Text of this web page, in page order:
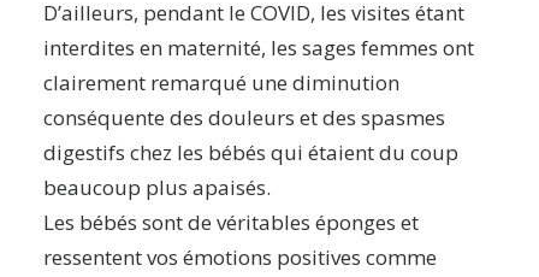
D’ailleurs, pendant le COVID, les visites étant
interdites en maternité, les sages femmes ont
clairement remarqué une diminution
conséquente des douleurs et des spasmes
digestifs chez les bébés qui étaient du coup
beaucoup plus apaisés.
Les bébés sont de véritables éponges et
ressentent vos émotions positives comme